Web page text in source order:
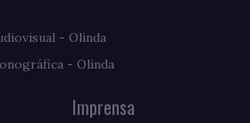
- Olinda
- Olinda
Imprensa